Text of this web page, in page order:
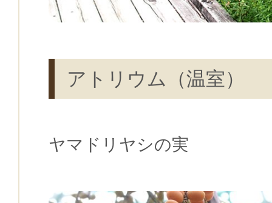
アトリウム（温室）
ヤマドリヤシの実